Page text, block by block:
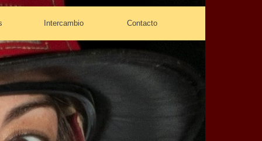
Intercambio Contacto